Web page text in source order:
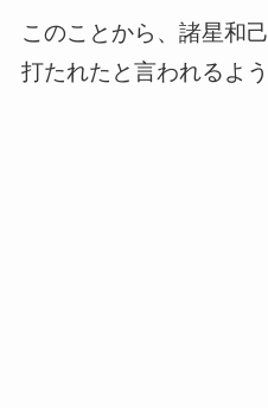
このことから、諸星和
打たれたと言われるよ